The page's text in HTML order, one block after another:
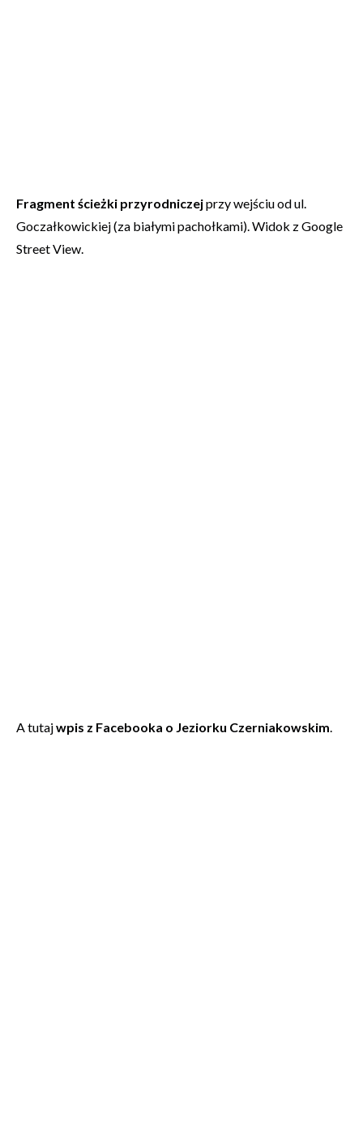
Fragment ścieżki przyrodniczejprzy wejściu od ul.
Goczałkowickiej (za białymi pachołkami). Widok z Google
Street View.
A tutajwpis z Facebooka o Jeziorku Czerniakowskim.